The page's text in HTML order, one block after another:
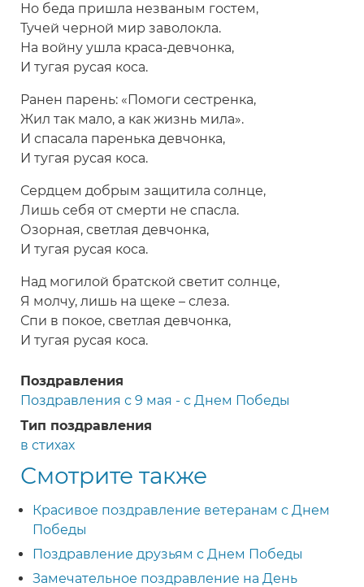
Но беда пришла незваным гостем,
Тучей черной мир заволокла.
На войну ушла краса-девчонка,
И тугая русая коса.
Ранен парень: «Помоги сестренка,
Жил так мало, а как жизнь мила».
И спасала паренька девчонка,
И тугая русая коса.
Сердцем добрым защитила солнце,
Лишь себя от смерти не спасла.
Озорная, светлая девчонка,
И тугая русая коса.
Над могилой братской светит солнце,
Я молчу, лишь на щеке – слеза.
Спи в покое, светлая девчонка,
И тугая русая коса.
Поздравления
Поздравления с 9 мая - с Днем Победы
Тип поздравления
в стихах
Смотрите также
Красивое поздравление ветеранам с Днем
Победы
Поздравление друзьям с Днем Победы
Замечательное поздравление на День